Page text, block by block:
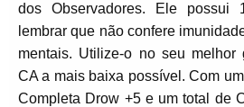
dos Observadores. Ele
lembrar que não confere
mentais. Utilize-o no seu melhor
CA a mais baixa possível. Com
Completa Drow +5 e um total de